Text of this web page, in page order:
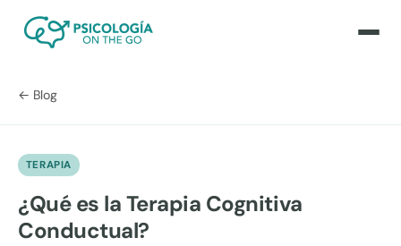
← Blog
TERAPIA
¿Qué es la Terapia Cognitiva
Conductual?